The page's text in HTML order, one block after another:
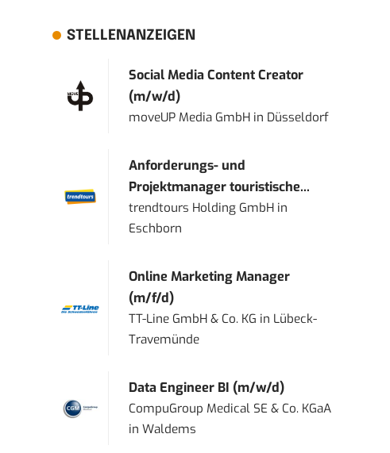
STELLENANZEIGEN
Social Media Content Creator
(m/w/d)
moveUP Media GmbH in Düsseldorf
Anforderungs- und
Projektmanager touristische...
trendtours Holding GmbH in
Eschborn
Online Marketing Manager
(m/f/d)
TT-Line GmbH & Co. KG in Lübeck-
Travemünde
Data Engineer BI (m/w/d)
CompuGroup Medical SE & Co. KGaA
inWaldems